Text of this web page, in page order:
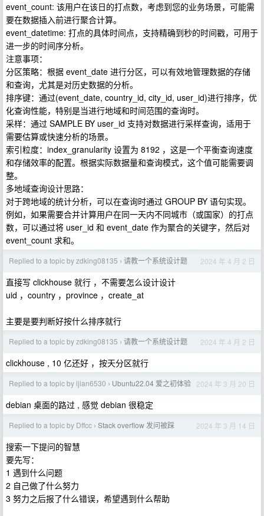
event_count: 该用户在该日的打点数，考虑到您的业务场景，可能需
要在数据插入前进行聚合计算。
event_datetime: 打点的具体时间点，支持精确到秒的时间戳，可用于
进一步的时间序分析。
注意事项：
分区策略：根据 event_date 进行分区，可以有效地管理数据的存储
和查询，尤其是对历史数据的分析。
排序键：通过(event_date, country_id, city_id, user_id)进行排序，优
化查询性能，特别是当进行地域和时间范围的查询时。
采样：通过 SAMPLE BY user_id 支持对数据进行采样查询，适用于
需要估算或快速分析的场景。
索引粒度：index_granularity 设置为 8192 ，这是一个平衡查询速度
和存储效率的配置。根据实际数据量和查询模式，这个值可能需要调
整。
多地域查询设计思路：
对于跨地域的统计分析，可以在查询时通过 GROUP BY 语句实现。
例如，如果需要合并计算用户在同一天内不同城市（或国家）的打点
数，可以通过将 user_id 和 event_date 作为聚合的关键字，然后对
event_count 求和。
Replied to a topic by zdking08135 › 请教一个系统设计题 2024 年 4 月 2 日
直接写 clickhouse 就行 ，不需要怎么设计设计
uid ，country ，province ，create_at
主要是要判断好按什么排序就行
Replied to a topic by zdking08135 › 请教一个系统设计题 2024 年 4 月 2 日
clickhouse , 10 亿还好 ，按天分区就行
Replied to a topic by ljian6530 › Ubuntu22.04 爱之初体验 2024 年 3 月 20 日
debian 桌面的路过 , 感觉 debian 很稳定
Replied to a topic by Dffcc › Stack overflow 发问被踩 2024 年 3 月 14 日
搜索一下提问的智慧
要先写：
1 遇到什么问题
2 自己做了什么努力
3 努力之后报了什么错误，希望遇到什么帮助